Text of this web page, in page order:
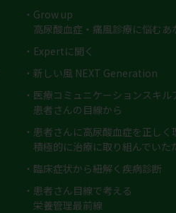
・Grow up
高尿酸血症・痛風診療に悩むあ
・Expertに聞く
・新しい風 NEXT Generation
・医療コミュニケーションスキル
患者さんの目線から
・患者さんに高尿酸血症を正しく
積極的に治療に取り組んでいた
・臨床症状から紐解く疾病診断​
・患者さん目線で考える
栄養管理最前線​